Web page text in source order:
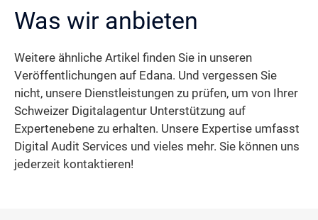
Was wir anbieten
Weitere ähnliche Artikel finden Sie in unseren
Veröffentlichungen auf Edana. Und vergessen Sie
nicht, unsere Dienstleistungen zu prüfen, um von Ihrer
Schweizer Digitalagentur Unterstützung auf
Expertenebene zu erhalten. Unsere Expertise umfasst
Digital Audit Services und vieles mehr. Sie können uns
jederzeit kontaktieren!